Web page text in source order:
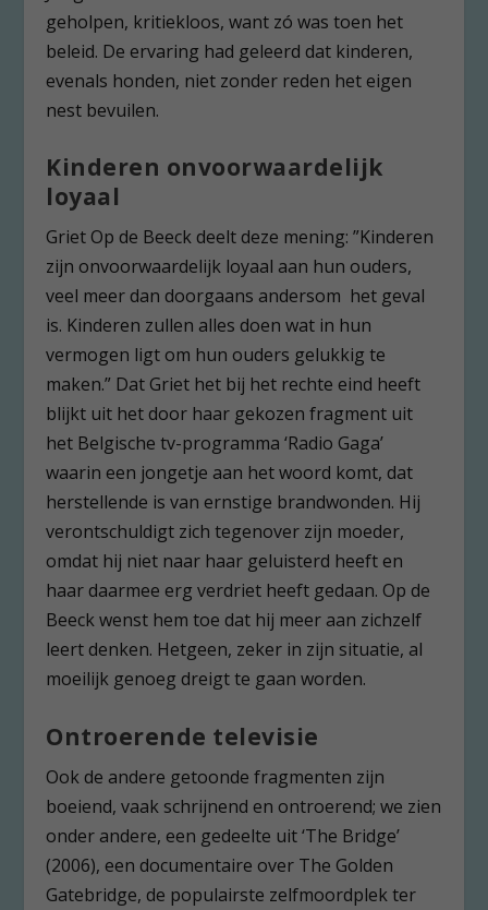
geholpen, kritiekloos, want zó was toen het
beleid. De ervaring had geleerd dat kinderen,
evenals honden, niet zonder reden het eigen
nest bevuilen.
Kinderen onvoorwaardelijk
loyaal
Griet Op de Beeck deelt deze mening: ”Kinderen
zijn onvoorwaardelijk loyaal aan hun ouders,
veel meer dan doorgaans andersom het geval
is. Kinderen zullen alles doen wat in hun
vermogen ligt om hun ouders gelukkig te
maken.” Dat Griet het bij het rechte eind heeft
blijkt uit het door haar gekozen fragment uit
het Belgische tv-programma ‘Radio Gaga’
waarin een jongetje aan het woord komt, dat
herstellende is van ernstige brandwonden. Hij
verontschuldigt zich tegenover zijn moeder,
omdat hij niet naar haar geluisterd heeft en
haar daarmee erg verdriet heeft gedaan. Op de
Beeck wenst hem toe dat hij meer aan zichzelf
leert denken. Hetgeen, zeker in zijn situatie, al
moeilijk genoeg dreigt te gaan worden.
Ontroerende televisie
Ook de andere getoonde fragmenten zijn
boeiend, vaak schrijnend en ontroerend; we zien
onder andere, een gedeelte uit ‘The Bridge’
(2006), een documentaire over The Golden
Gatebridge, de populairste zelfmoordplek ter